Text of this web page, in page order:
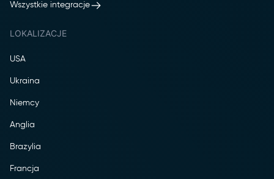
Wszystkie integracje
LOKALIZACJE
USA
Ukraina
Niemcy
Anglia
Brazylia
Francja